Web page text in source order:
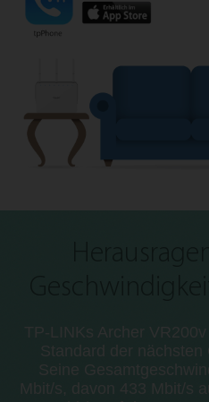
TP-LINKs Archer
Standard der nächsten
Seine
Mbit/s, davon 433 Mbit/s